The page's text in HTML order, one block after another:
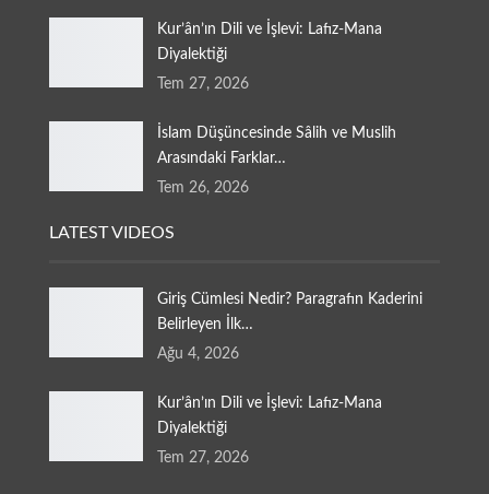
Kur’ân’ın Dili ve İşlevi: Lafız-Mana
Diyalektiği
Tem 27, 2026
İslam Düşüncesinde Sâlih ve Muslih
Arasındaki Farklar…
Tem 26, 2026
LATEST VIDEOS
Giriş Cümlesi Nedir? Paragrafın Kaderini
Belirleyen İlk…
Ağu 4, 2026
Kur’ân’ın Dili ve İşlevi: Lafız-Mana
Diyalektiği
Tem 27, 2026